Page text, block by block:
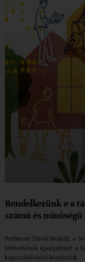
Rendelkezünk-e a
számú és
Pethesné Dávid Beátát, a
Intézetének igazgatóját a
kapcsolatokról kérdeztük.